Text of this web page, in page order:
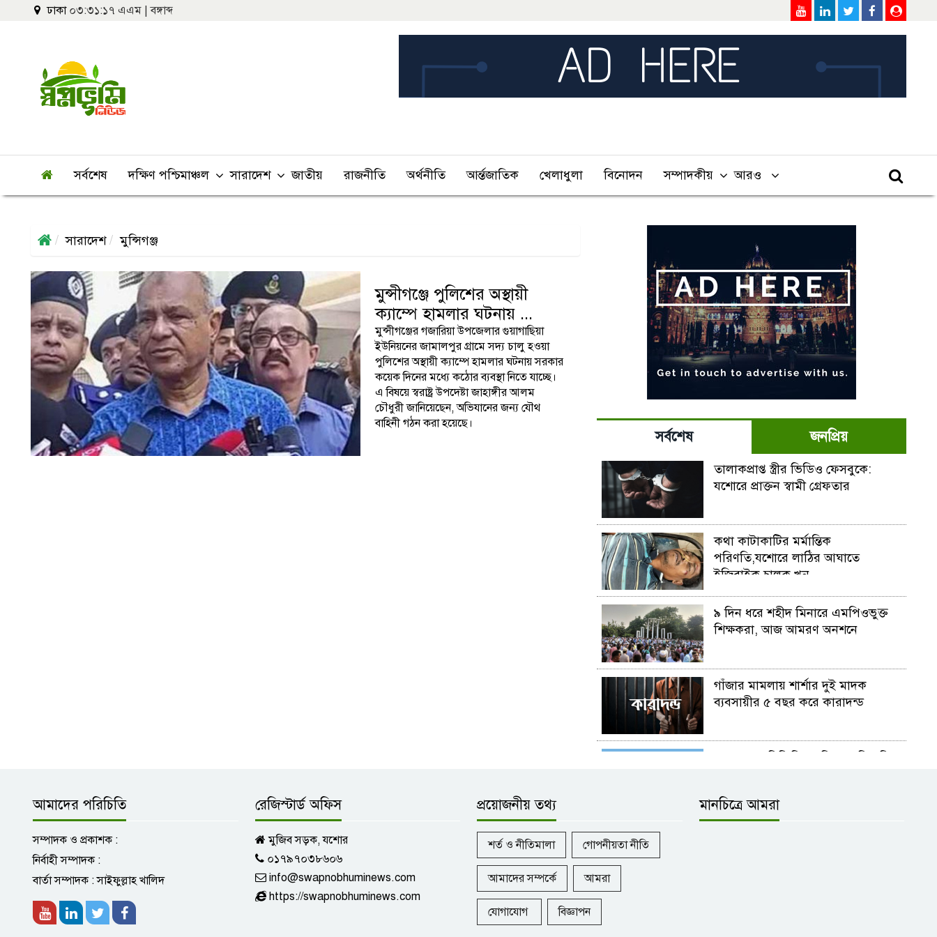
ঢাকা ০৩:৩১:১৭ এএম |বঙ্গাব্দ
সর্বশেষ দক্ষিণ পশ্চিমাঞ্চল সারাদেশ জাতীয় রাজনীতি অর্থনীতি আর্ন্তজাতিক খেলাধুলা বিনোদন সম্পাদকীয় আরও
সারাদেশ মুন্সিগঞ্জ
মুন্সীগঞ্জে পুলিশের অস্থায়ী
ক্যাম্পে হামলার ঘটনায় ...
মুন্সীগঞ্জের গজারিয়া উপজেলার গুয়াগাছিয়া
ইউনিয়নের জামালপুর গ্রামে সদ্য চালু হওয়া
পুলিশের অস্থায়ী ক্যাম্পে হামলার ঘটনায় সরকার
কয়েক দিনের মধ্যে কঠোর ব্যবস্থা নিতে যাচ্ছে।
এ বিষয়ে স্বরাষ্ট্র উপদেষ্টা জাহাঙ্গীর আলম
চৌধুরী জানিয়েছেন, অভিযানের জন্য যৌথ
বাহিনী গঠন করা হয়েছে।
সর্বশেষ জনপ্রিয়
তালাকপ্রাপ্ত স্ত্রীর ভিডিও ফেসবুকে:
যশোরে প্রাক্তন স্বামী গ্রেফতার
কথা কাটাকাটির মর্মান্তিক
পরিণতি,যশোরে লাঠির আঘাতে
ইজিবাইক চালক খুন
৯ দিন ধরে শহীদ মিনারে এমপিওভুক্ত
শিক্ষকরা, আজ আমরণ অনশনে
গাঁজার মামলায় শার্শার দুই মাদক
ব্যবসায়ীর ৫ বছর করে কারাদন্ড
বেনাপোলে বিজিবির অভিযানে বিদেশি
আমাদের পরিচিতি
সম্পাদক ও প্রকাশক :
নির্বাহী সম্পাদক :
বার্তা সম্পাদক : সাইফুল্লাহ খালিদ
রেজিস্টার্ড অফিস
মুজিব সড়ক, যশোর
০১৭৯৭০৩৮৬০৬
info@swapnobhuminews.com
https://swapnobhuminews.com
প্রয়োজনীয় তথ্য
শর্ত ও নীতিমালা গোপনীয়তা নীতি
আমাদের সম্পর্কে আমরা
যোগাযোগ বিজ্ঞাপন
মানচিত্রে আমরা